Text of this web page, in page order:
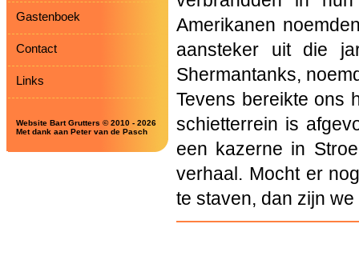
Gastenboek
Contact
Links
Website Bart Grutters © 2010 - 2026
Met dank aan Peter van de Pasch
Amerikanen
aansteker uit die
Shermantanks,
Tevens bereikte ons
schietterrein is
een kazerne in
verhaal. Mocht er
te staven, dan zijn